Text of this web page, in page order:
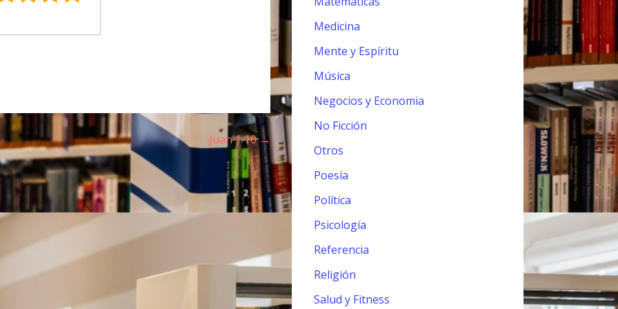
Juan 1 10 →
Medicina
Mente y Espíritu
Música
Negocios y Economia
No Ficción
Otros
Poesía
Política
Psicología
Referencia
Religión
Salud y Fitness